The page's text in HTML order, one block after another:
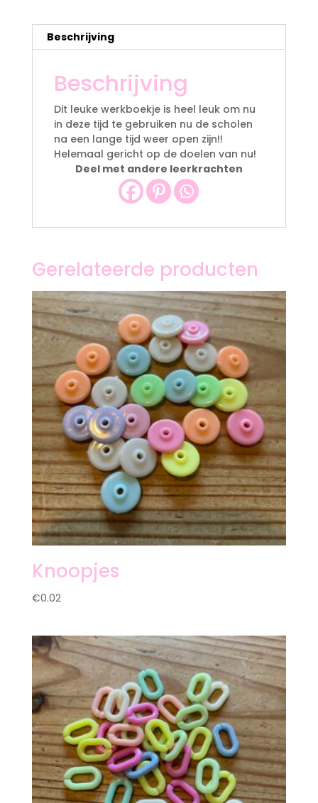
v
Beschrijving
Beschrijving
Dit leuke werkboekje is heel leuk om nu
in deze tijd te gebruiken nu de scholen
na een lange tijd weer open zijn!!
Helemaal gericht op de doelen van nu!
Deel met andere leerkrachten
Gerelateerde producten
Knoopjes
€0.02